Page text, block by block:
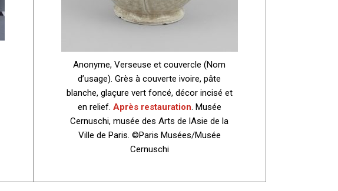
Anonyme, Verseuse et couvercle (Nom
d’usage). Grès à couverte ivoire, pâte
blanche, glaçure vert foncé, décor incisé et
en relief. Après restauration. Musée
Cernuschi, musée des Arts de lAsie de la
Ville de Paris. ©Paris Musées/Musée
Cernuschi